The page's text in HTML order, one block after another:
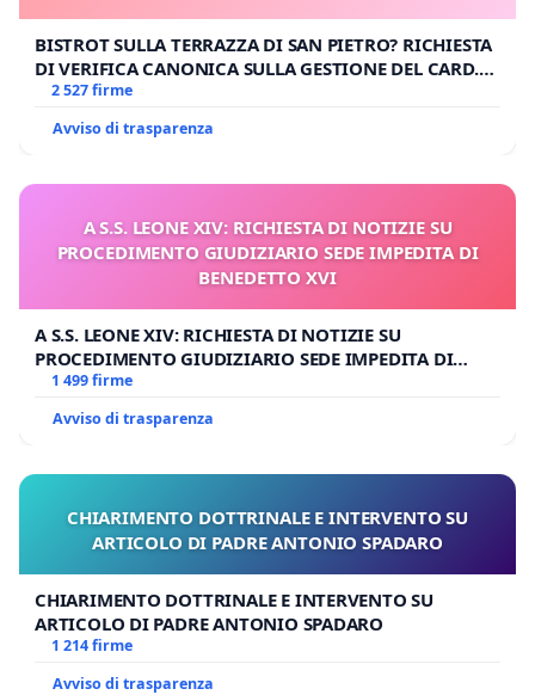
BISTROT SULLA TERRAZZA DI SAN PIETRO? RICHIESTA
DI VERIFICA CANONICA SULLA GESTIONE DEL CARD.
GAMBETTI
2 527 firme
Avviso di trasparenza
A S.S. LEONE XIV: RICHIESTA DI NOTIZIE SU
PROCEDIMENTO GIUDIZIARIO SEDE IMPEDITA DI
BENEDETTO XVI
A S.S. LEONE XIV: RICHIESTA DI NOTIZIE SU
PROCEDIMENTO GIUDIZIARIO SEDE IMPEDITA DI
BENEDETTO XVI
1 499 firme
Avviso di trasparenza
CHIARIMENTO DOTTRINALE E INTERVENTO SU
ARTICOLO DI PADRE ANTONIO SPADARO
CHIARIMENTO DOTTRINALE E INTERVENTO SU
ARTICOLO DI PADRE ANTONIO SPADARO
1 214 firme
Avviso di trasparenza